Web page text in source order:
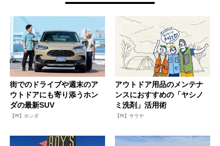
街でのドライブや週末のア
ウトドアにも寄り添うホン
ダの最新SUV
【PR】ホンダ
アウトドア用品のメンテナ
ンスにおすすめの「ヤシノ
ミ洗剤」活用術
【PR】サラヤ